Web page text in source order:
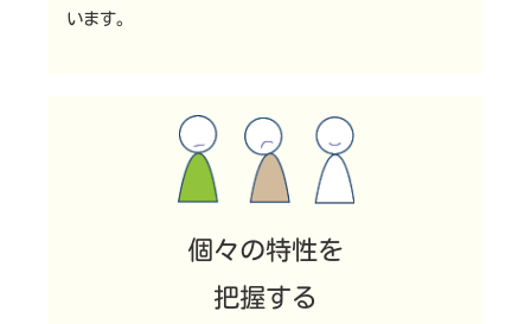
います。
個々の特性を
把握する